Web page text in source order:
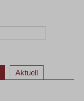
Aktuell